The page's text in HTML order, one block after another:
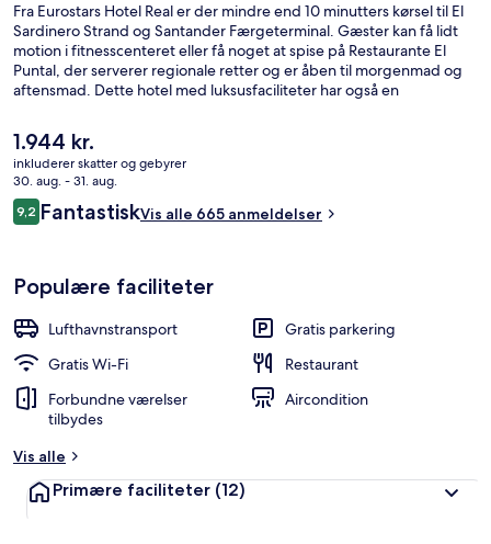
Fra Eurostars Hotel Real er der mindre end 10 minutters kørsel til El
Sardinero Strand og Santander Færgeterminal. Gæster kan få lidt
motion i fitnesscenteret eller få noget at spise på Restaurante El
Puntal, der serverer regionale retter og er åben til morgenmad og
aftensmad. Dette hotel med luksusfaciliteter har også en
stedets hjælpsomme personale.
Den
nuværende
pris
er
1.944 kr.
1.944 kr.
inkluderer skatter og gebyrer
30. aug. - 31. aug.
Anmeldelser
9,29,2 ud af 10.
FantastiskVis alle 665 anmeldelser
Populære faciliteter
Lufthavnstransport
Gratis parkering
Gratis Wi-Fi
Restaurant
Forbundne værelser
tilbydes
Aircondition
Vis alle
Primære faciliteter (12)